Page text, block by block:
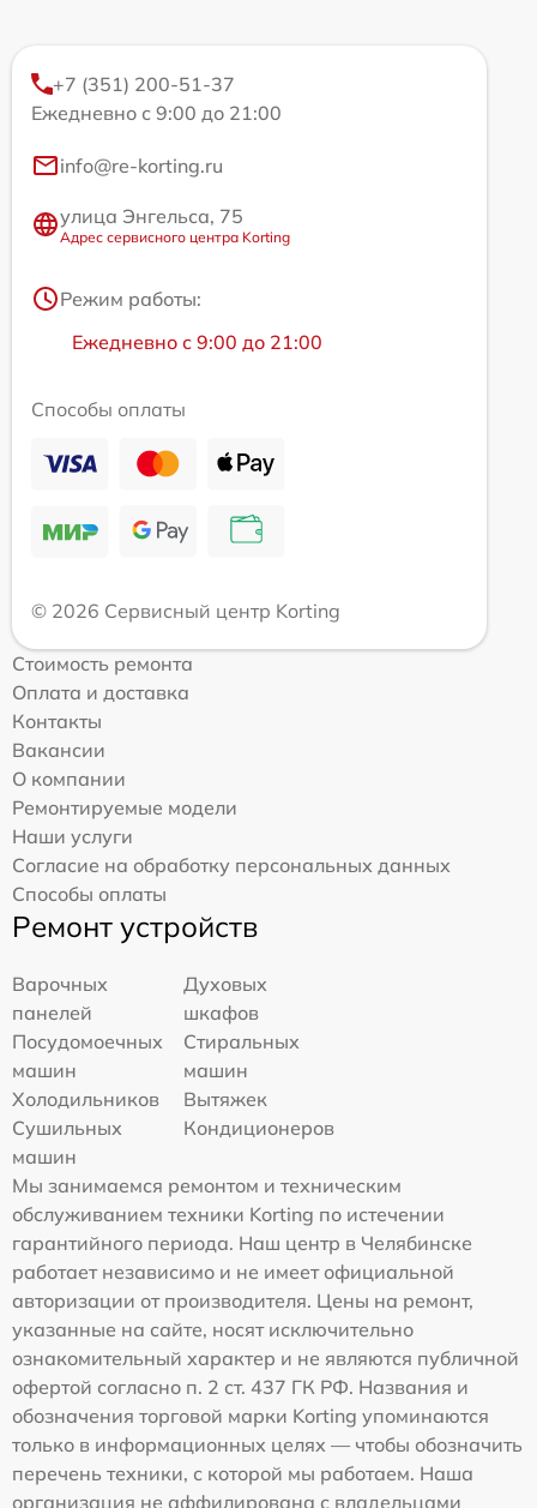
+7 (351) 200-51-37
Ежедневно с 9:00 до 21:00
info@re-korting.ru
улица Энгельса, 75
Адрес сервисного центра Korting
Режим работы:
Ежедневно с 9:00 до 21:00
Способы оплаты
© 2026 Сервисный центр Korting
Стоимость ремонта
Оплата и доставка
Контакты
Вакансии
О компании
Ремонтируемые модели
Наши услуги
Согласие на обработку персональных данных
Способы оплаты
Ремонт устройств
Варочных
панелей
Духовых
шкафов
Посудомоечных
машин
Стиральных
машин
Холодильников
Вытяжек
Сушильных
машин
Кондиционеров
Мы занимаемся ремонтом и техническим
обслуживанием техники Korting по истечении
гарантийного периода. Наш центр в Челябинске
работает независимо и не имеет официальной
авторизации от производителя. Цены на ремонт,
указанные на сайте, носят исключительно
ознакомительный характер и не являются публичной
офертой согласно п. 2 ст. 437 ГК РФ. Названия и
обозначения торговой марки Korting упоминаются
только в информационных целях — чтобы обозначить
перечень техники, с которой мы работаем. Наша
организация не аффилирована с владельцами